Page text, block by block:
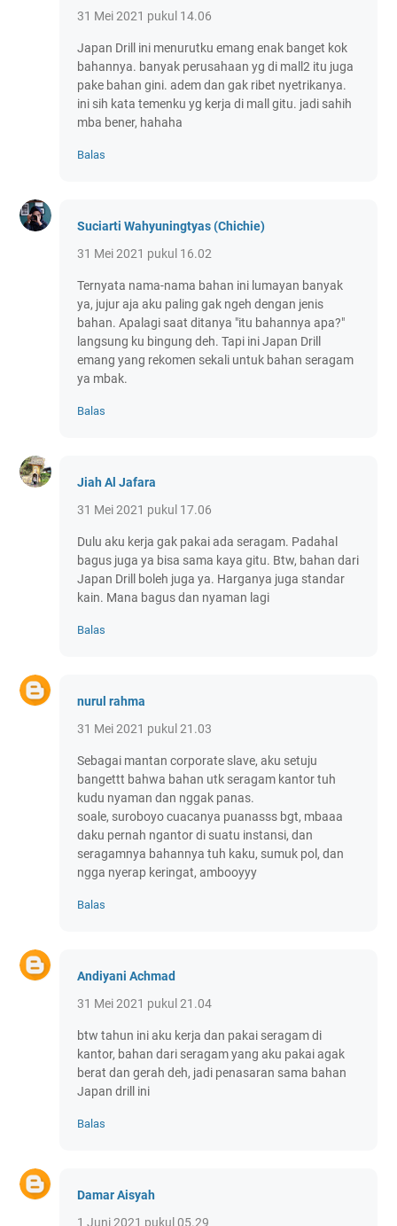
31 Mei 2021 pukul 14.06
Japan Drill ini menurutku emang enak banget kok
bahannya. banyak perusahaan yg di mall2 itu juga
pake bahan gini. adem dan gak ribet nyetrikanya.
ini sih kata temenku yg kerja di mall gitu. jadi sahih
mba bener, hahaha
Balas
Suciarti Wahyuningtyas (Chichie)
31 Mei 2021 pukul 16.02
Ternyata nama-nama bahan ini lumayan banyak
ya, jujur aja aku paling gak ngeh dengan jenis
bahan. Apalagi saat ditanya "itu bahannya apa?"
langsung ku bingung deh. Tapi ini Japan Drill
emang yang rekomen sekali untuk bahan seragam
ya mbak.
Balas
Jiah Al Jafara
31 Mei 2021 pukul 17.06
Dulu aku kerja gak pakai ada seragam. Padahal
bagus juga ya bisa sama kaya gitu. Btw, bahan dari
Japan Drill boleh juga ya. Harganya juga standar
kain. Mana bagus dan nyaman lagi
Balas
nurul rahma
31 Mei 2021 pukul 21.03
Sebagai mantan corporate slave, aku setuju
bangettt bahwa bahan utk seragam kantor tuh
kudu nyaman dan nggak panas.
soale, suroboyo cuacanya puanasss bgt, mbaaa
daku pernah ngantor di suatu instansi, dan
seragamnya bahannya tuh kaku, sumuk pol, dan
ngga nyerap keringat, ambooyyy
Balas
Andiyani Achmad
31 Mei 2021 pukul 21.04
btw tahun ini aku kerja dan pakai seragam di
kantor, bahan dari seragam yang aku pakai agak
berat dan gerah deh, jadi penasaran sama bahan
Japan drill ini
Balas
Damar Aisyah
1 Juni 2021 pukul 05.29